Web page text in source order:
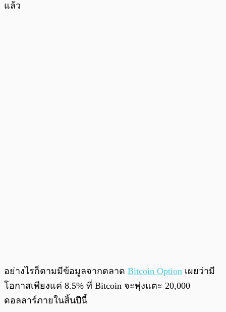
แล้ว
อย่างไรก็ตามมีข้อมูลจากตลาด Bitcoin Option เผยว่ามี
โอกาสเพียงแค่ 8.5% ที่ Bitcoin จะพุ่งแตะ 20,000
ดอลลาร์ภายในสิ้นปีนี้